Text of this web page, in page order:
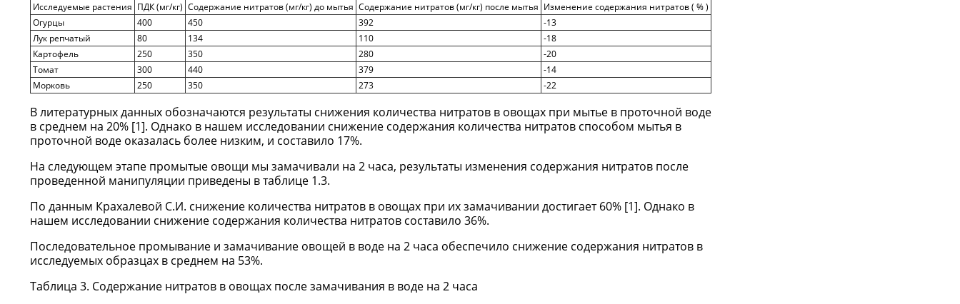
Исследуемые растения ПДК (мг/кг) Содержание нитратов (мг/кг) до мытья Содержание нитратов (мг/кг) после мытья Изменение содержания нитратов ( % )
Огурцы
400 450 392
-13
Лук репчатый
80 134 110
-18
Картофель
250 350 280
-20
Томат
300 440 379
-14
Морковь
250 350 273 -22
В литературных данных обозначаются результаты снижения количества нитратов в овощах при мытье в проточной воде
в среднем на 20% [1]. Однако в нашем исследовании снижение содержания количества нитратов способом мытья в
проточной воде оказалась более низким, и составило 17%.
На следующем этапе промытые овощи мы замачивали на 2 часа, результаты изменения содержания нитратов после
проведенной манипуляции приведены в таблице 1.3.
По данным Крахалевой С.И. снижение количества нитратов в овощах при их замачивании достигает 60% [1]. Однако в
нашем исследовании снижение содержания количества нитратов составило 36%.
Последовательное промывание и замачивание овощей в воде на 2 часа обеспечило снижение содержания нитратов в
исследуемых образцах в среднем на 53%.
Таблица 3. Содержание нитратов в овощах после замачивания в воде на 2 часа